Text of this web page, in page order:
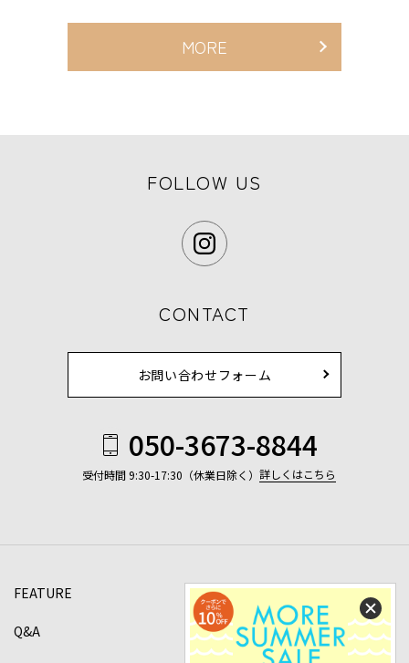
MORE
FOLLOW US
CONTACT
お問い合わせフォーム
050-3673-8844
受付時間 9:30-17:30（休業日除く） 詳しくはこちら
FEATURE
Q&A